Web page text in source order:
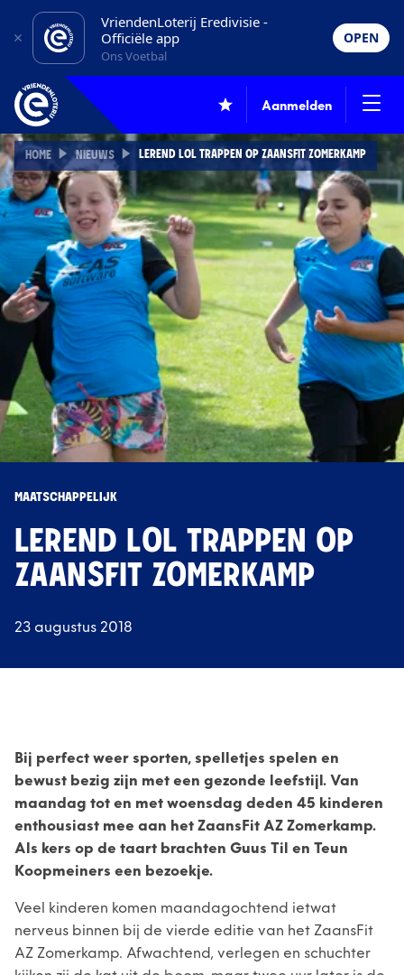
VriendenLoterij Eredivisie -
Officiële app
Ons Voetbal
OPEN
Aanmelden
HOME NIEUWS LEREND LOL TRAPPEN OP ZAANSFIT ZOMERKAMP
MAATSCHAPPELIJK
LEREND LOL TRAPPEN OP
ZAANSFIT ZOMERKAMP
23 augustus 2018
Bij perfect weer sporten, spelletjes spelen en
bewust bezig zijn met een gezonde leefstijl. Van
maandag tot en met woensdag deden 45 kinderen
enthousiast mee aan het ZaansFit AZ Zomerkamp.
Als kers op de taart brachten Guus Til en Teun
Koopmeiners een bezoekje.
Veel kinderen komen maandagochtend ietwat
nerveus binnen bij de vierde editie van het ZaansFit
AZ Zomerkamp. Afwachtend, verlegen en schuchter